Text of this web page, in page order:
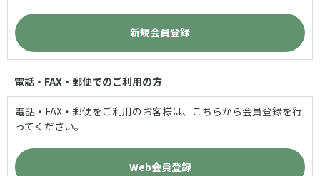
電話・FAX・郵便でのご利用の方
電話・FAX・郵便をご利用のお客様は、こちらから会員登録を行
ってください。